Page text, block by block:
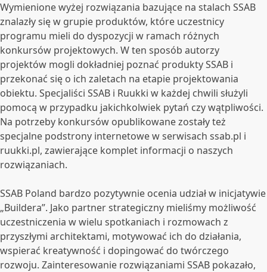
Wymienione wyżej rozwiązania bazujące na stalach SSAB
znalazły się w grupie produktów, które uczestnicy
programu mieli do dyspozycji w ramach różnych
konkursów projektowych. W ten sposób autorzy
projektów mogli dokładniej poznać produkty SSAB i
przekonać się o ich zaletach na etapie projektowania
obiektu. Specjaliści SSAB i Ruukki w każdej chwili służyli
pomocą w przypadku jakichkolwiek pytań czy wątpliwości.
Na potrzeby konkursów opublikowane zostały też
specjalne podstrony internetowe w serwisach ssab.pl i
ruukki.pl, zawierające komplet informacji o naszych
rozwiązaniach.
SSAB Poland bardzo pozytywnie ocenia udział w inicjatywie
„Buildera”. Jako partner strategiczny mieliśmy możliwość
uczestniczenia w wielu spotkaniach i rozmowach z
przyszłymi architektami, motywować ich do działania,
wspierać kreatywność i dopingować do twórczego
rozwoju. Zainteresowanie rozwiązaniami SSAB pokazało,